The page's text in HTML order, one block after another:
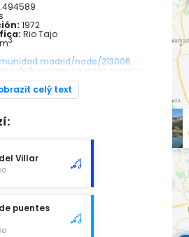
1972
Rio Tajo
3
node/213006
de Navegacion de la cuenca
Black bass, lucio, barbo
celý text
Villar
puentes